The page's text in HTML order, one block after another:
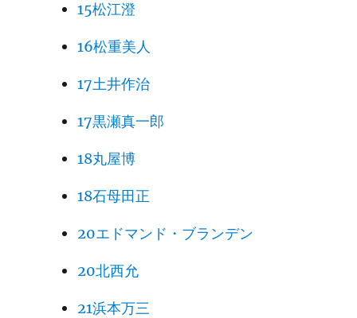
15松江澄
16松重美人
17土井作治
17黒瀬真一郎
18丸屋博
18石母田正
20エドマンド・ブランデン
20北西允
21浜本万三